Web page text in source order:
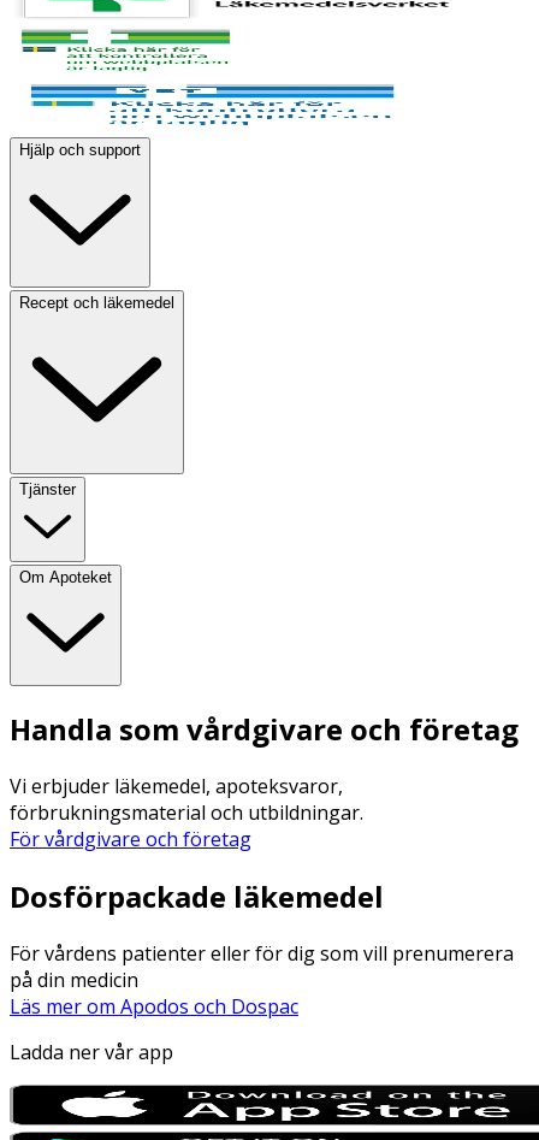
Hjälp och support
Recept och läkemedel
Tjänster
Om Apoteket
Handla som vårdgivare och företag
Vi erbjuder läkemedel, apoteksvaror,
förbrukningsmaterial och utbildningar.
För vårdgivare och företag
Dosförpackade läkemedel
För vårdens patienter eller för dig som vill prenumerera
på din medicin
Läs mer om Apodos och Dospac
Ladda ner vår app